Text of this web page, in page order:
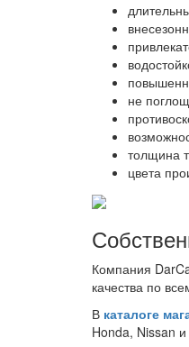
не
толщина
цвета
Компания
качества по
В каталоге
Honda, Nissan и